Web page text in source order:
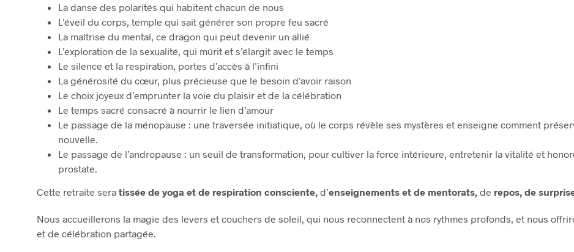
La danse des polarités qui habitent chacun de nous
L’éveil du corps, temple qui sait générer son propre feu sacré
La maîtrise du mental, ce dragon qui peut devenir un allié
L’exploration de la sexualité, qui mûrit et s’élargit avec le temps
Le silence et la respiration, portes d’accès à l’infini
La générosité du cœur, plus précieuse que le besoin d’avoir raison
Le choix joyeux d’emprunter la voie du plaisir et de la célébration
Le temps sacré consacré à nourrir le lien d’amour
Le passage de la ménopause : une traversée initiatique, où le corps révèle ses mystères et enseigne comment
nouvelle.
Le passage de l’andropause : un seuil de transformation, pour cultiver la force intérieure, entretenir la vitalité et
prostate.
Cette retraite sera tissée de yoga et de respiration consciente, d’enseignements et de mentorats, de repos, de
Nous accueillerons la magie des levers et couchers de soleil, qui nous reconnectent à nos rythmes profonds, et nous
et de célébration partagée.